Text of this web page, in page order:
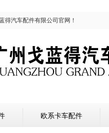
得汽车配件有限公司官网！
欧系卡车配件